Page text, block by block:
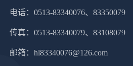
电话：0513-83340076、83350079
传真：0513-83340079、83108079
邮箱： hl83340076@126.com